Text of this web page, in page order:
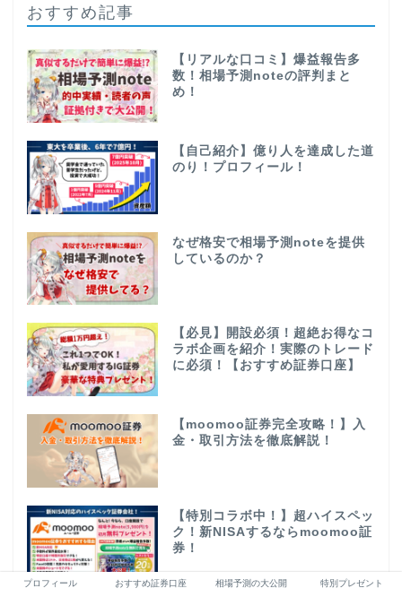
おすすめ記事
【リアルな口コミ】爆益報告多
数！相場予測noteの評判まと
め！
【自己紹介】億り人を達成した道
のり！プロフィール！
なぜ格安で相場予測noteを提供
しているのか？
【必見】開設必須！超絶お得なコ
ラボ企画を紹介！実際のトレード
に必須！【おすすめ証券口座】
【moomoo証券完全攻略！】入
金・取引方法を徹底解説！
【特別コラボ中！】超ハイスペッ
ク！新NISAするならmoomoo証
券！
プロフィール おすすめ証券口座 相場予測の大公開 特別プレゼント